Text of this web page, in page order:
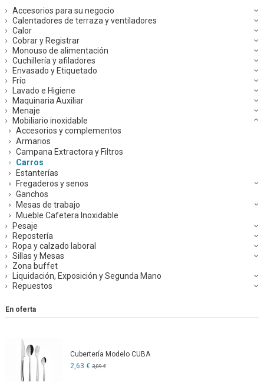
Accesorios para su negocio
Calentadores de terraza y ventiladores
Calor
Cobrar y Registrar
Monouso de alimentación
Cuchillería y afiladores
Envasado y Etiquetado
Frío
Lavado e Higiene
Maquinaria Auxiliar
Menaje
Mobiliario inoxidable
Accesorios y complementos
Armarios
Campana Extractora y Filtros
Carros
Estanterías
Fregaderos y senos
Ganchos
Mesas de trabajo
Mueble Cafetera Inoxidable
Pesaje
Repostería
Ropa y calzado laboral
Sillas y Mesas
Zona buffet
Liquidación, Exposición y Segunda Mano
Repuestos
En oferta
Cubertería Modelo CUBA
2,63 € 3,09 €